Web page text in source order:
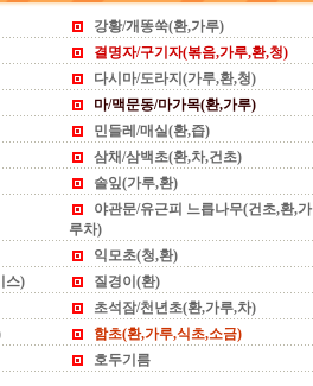
강황/개똥쑥(환,가루)
결명자/구기자(볶음,가루,환,청)
다시마/도라지(가루,환,청)
마/맥문동/마가목(환,가루)
민들레/매실(환,즙)
삼채/삼백초(환,차,건초)
솔잎(가루,환)
야관문/유근피 느릅나무(건초,환,가
루차)
익모초(청,환)
스)
질경이(환)
초석잠/천년초(환,가루,차)
함초(환,가루,식초,소금)
호두기름